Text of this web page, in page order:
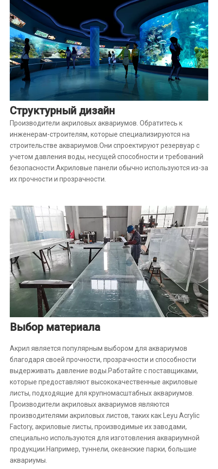
Структурный дизайн
Производители акриловых аквариумов. Обратитесь к
инженерам-строителям, которые специализируются на
строительстве аквариумов.Они спроектируют резервуар с
учетом давления воды, несущей способности и требований
безопасности.Акриловые панели обычно используются из-за
их прочности и прозрачности.
Выбор материала
Акрил является популярным выбором для аквариумов
благодаря своей прочности, прозрачности и способности
выдерживать давление воды.Работайте с поставщиками,
которые предоставляют высококачественные акриловые
листы, подходящие для крупномасштабных аквариумов.
Производители акриловых аквариумов являются
производителями акриловых листов, таких как Leyu Acrylic
Factory, акриловые листы, производимые их заводами,
специально используются для изготовления аквариумной
продукции.Например, туннели, океанские парки, большие
аквариумы.